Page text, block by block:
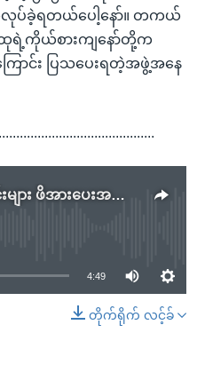
ပ်ခဲ့ရတယ်ပေါ့နော်။ တကယ်
ရဲ့ကိုယ်စားကျနော်တို့က
ာင်း ပြသပေးရတဲ့အဖွဲ့အနေ
ခရိုင်ရွေး/ကော် အဖွဲ့ဝင်ဟောင်းများ ဖိအားပေးအရေးယူခံရ
available
4:49
တိုက်ရိုက် လင့်ခ်